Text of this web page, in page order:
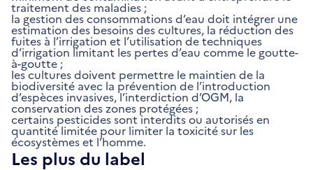
traitement des maladies ;
la gestion des consommations d’eau doit intégrer une
estimation des besoins des cultures, la réduction des
fuites à l’irrigation et l’utilisation de techniques
d’irrigation limitant les pertes d’eau comme le goutte-
à-goutte ;
les cultures doivent permettre le maintien de la
biodiversité avec la prévention de l’introduction
d’espèces invasives, l’interdiction d’OGM, la
conservation des zones protégées ;
certains pesticides sont interdits ou autorisés en
quantité limitée pour limiter la toxicité sur les
écosystèmes et l’homme.
Les plus du label